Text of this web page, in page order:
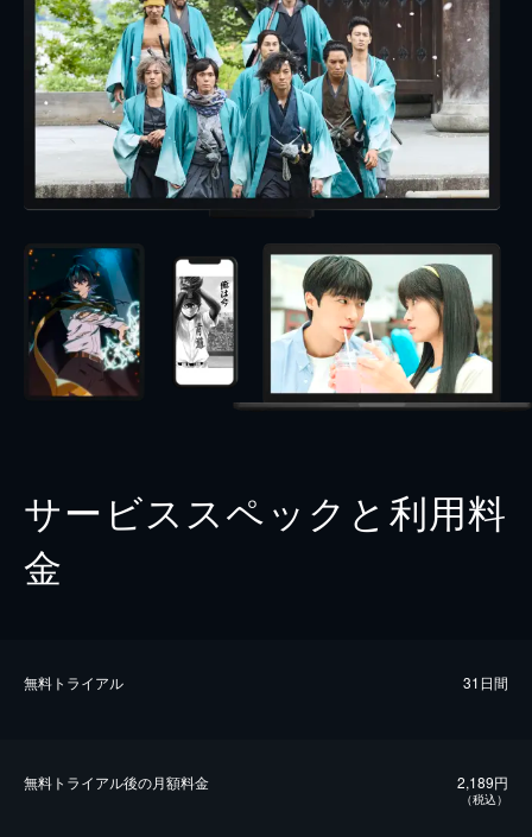
サービススペックと利用料
金
無料トライアル 31日間
無料トライアル後の⽉額料金 2,189円
（税込）